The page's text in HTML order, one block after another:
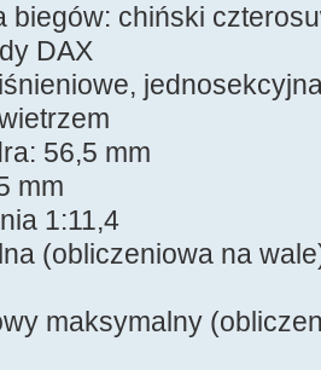
biegów: chiński
DAX
56,5 mm
mm
1:11,4
(obliczeniowa na
maksymalny